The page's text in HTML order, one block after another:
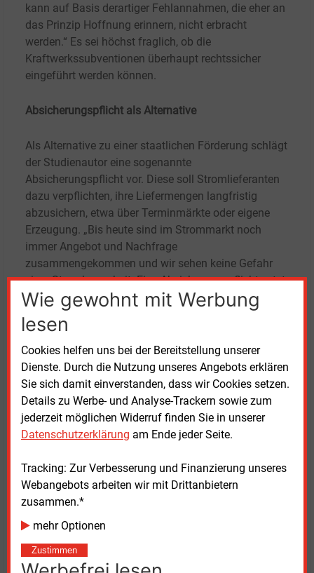
Wie gewohnt mit Werbung
lesen
Cookies helfen uns bei der Bereitstellung unserer
Dienste. Durch die Nutzung unseres Angebots erklären
Sie sich damit einverstanden, dass wir Cookies setzen.
Details zu Werbe- und Analyse-Trackern sowie zum
jederzeit möglichen Widerruf finden Sie in unserer
Datenschutzerklärung am Ende jeder Seite.
Tracking: Zur Verbesserung und Finanzierung unseres
Webangebots arbeiten wir mit Drittanbietern
zusammen.*
mehr Optionen
Zustimmen
kann auf Basis derartiger Fehlannahmen, die eher an
das Prinzip Hoffnung erinnern, nicht erbracht
werden.“ Es sei höchst fraglich, ob die
Kraftwerkssubventionen überhaupt rechtssicher
eingeführt werden können.
Absicherungspflicht als Alternative
Als Alternative zu einer staatlichen Förderung schlägt
der Studienautor eine sogenannte
Absicherungspflicht vor. Diese soll Stromlieferanten
dazu verpflichten, ihre Liefermengen langfristig
abzusichern, etwa über Terminmärkte oder eigene
Erzeugung. „Bis heute sind im Strommarkt noch
immer Angebot und Nachfrage
zusammengekommen und wir sehen keine Gefahr
einer Stromknappheit. Eine Absicherungspflicht setzt
eine positive Kettenreaktion in Gang: Sie stärkt den
Strommarkt, dämpft Preisspitzen und führt zu
niedrigeren Strompreisen“, kommentiert EEX-Chef
Peter Reitz.
Zuspruch erhält die Studie von
Verbraucherschützern. „Verbraucherinnen und
Verbraucher zahlen bereits heute europaweit mit die
höchsten Strompreise. Eine zusätzliche
zugleich den Umstieg auf strombasierte
Technologien unattraktiver machen“, wird Ramona
Popp vom Verbraucherzentrale Bundesverband
Anreize, Elektromobilität, Wärmepumpen und
Speicher flexibel zu nutzen.